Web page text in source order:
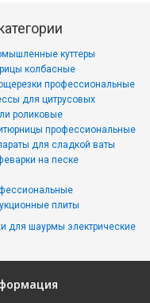
куттеры
колбасные
профессиональные
для цитрусовых
роликовые
профессиональные
для сладкой ваты
на песке
плиты
для шаурмы электрические